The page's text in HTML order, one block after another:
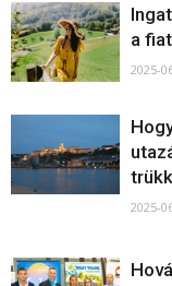
a
2025-
2025-